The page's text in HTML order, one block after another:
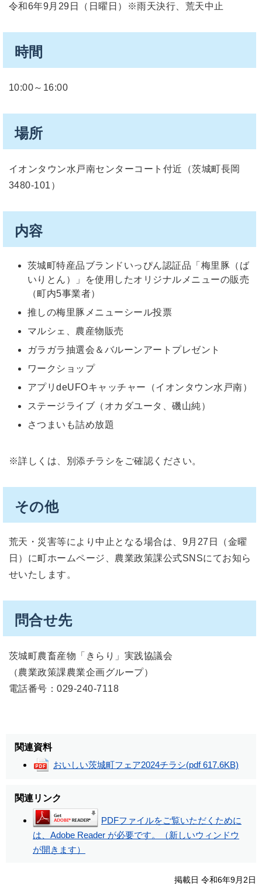
令和6年9月29日（日曜日）※雨天決行、荒天中止
時間
10:00～16:00
場所
イオンタウン水戸南センターコート付近（茨城町長岡
3480-101）
内容
茨城町特産品ブランドいっぴん認証品「梅里豚（ば
いりとん）」を使用したオリジナルメニューの販売
（町内5事業者）
推しの梅里豚メニューシール投票
マルシェ、農産物販売
ガラガラ抽選会＆バルーンアートプレゼント
ワークショップ
アプリdeUFOキャッチャー（イオンタウン水戸南）
ステージライブ（オカダユータ、磯山純）
さつまいも詰め放題
※詳しくは、別添チラシをご確認ください。
その他
荒天・災害等により中止となる場合は、9月27日（金曜
日）に町ホームページ、農業政策課公式SNSにてお知ら
せいたします。
問合せ先
茨城町農畜産物「きらり」実践協議会
（農業政策課農業企画グループ）
電話番号：029-240-7118
関連資料
おいしい茨城町フェア2024チラシ(pdf 617.6KB)
関連リンク
PDFファイルをご覧いただくために
は、Adobe Reader が必要です。（新しいウィンドウ
が開きます）
掲載日 令和6年9月2日